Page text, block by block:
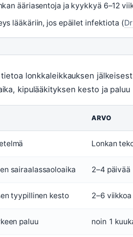
ääriasentoja ja kyykkyä 6–12
lääkäriin, jos epäilet infektiota (
lonkkaleikkauksen
kipulääkityksen kesto ja
ARVO
Lonkan
sairaalassaoloaika 2–4 päivää
tyypillinen kesto 2–6 viikkoa
paluu noin 1